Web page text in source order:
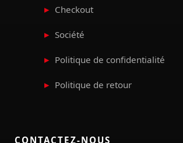
Checkout
Société
Politique de confidentialité
Politique de retour
CONTACTEZ-NOUS